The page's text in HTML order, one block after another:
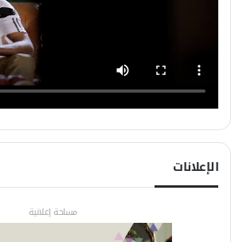
الإعلانات
مساحة إعلانية